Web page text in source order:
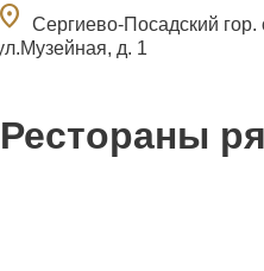
Сергиево-Посадский гор.
д. 1
Рестораны